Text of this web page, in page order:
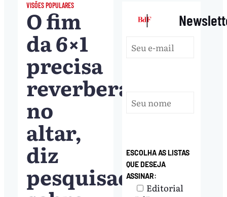
VISÕES POPULARES
O fim
da 6×1
precisa
reverberar
no
altar,
diz
pesquisadora
|
ESCOLHA AS LISTAS
QUE DESEJA
ASSINAR:
Editorial